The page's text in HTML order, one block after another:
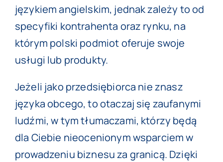
językiem angielskim, jednak zależy to od
specyfiki kontrahenta oraz rynku, na
którym polski podmiot oferuje swoje
usługi lub produkty.
Jeżeli jako przedsiębiorca nie znasz
języka obcego, to otaczaj się zaufanymi
ludźmi, w tym tłumaczami, którzy będą
dla Ciebie nieocenionym wsparciem w
prowadzeniu biznesu za granicą. Dzięki